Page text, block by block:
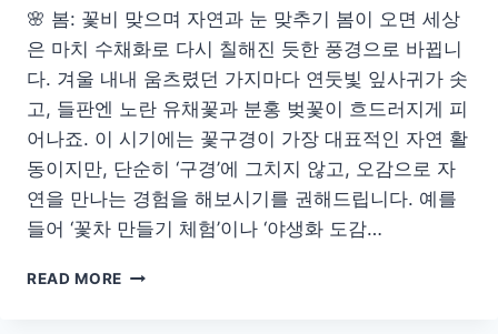
🌸 봄: 꽃비 맞으며 자연과 눈 맞추기 봄이 오면 세상
은 마치 수채화로 다시 칠해진 듯한 풍경으로 바뀝니
다. 겨울 내내 움츠렸던 가지마다 연둣빛 잎사귀가 솟
고, 들판엔 노란 유채꽃과 분홍 벚꽃이 흐드러지게 피
어나죠. 이 시기에는 꽃구경이 가장 대표적인 자연 활
동이지만, 단순히 ‘구경’에 그치지 않고, 오감으로 자
연을 만나는 경험을 해보시기를 권해드립니다. 예를
들어 ‘꽃차 만들기 체험’이나 ‘야생화 도감…
READ MORE 계